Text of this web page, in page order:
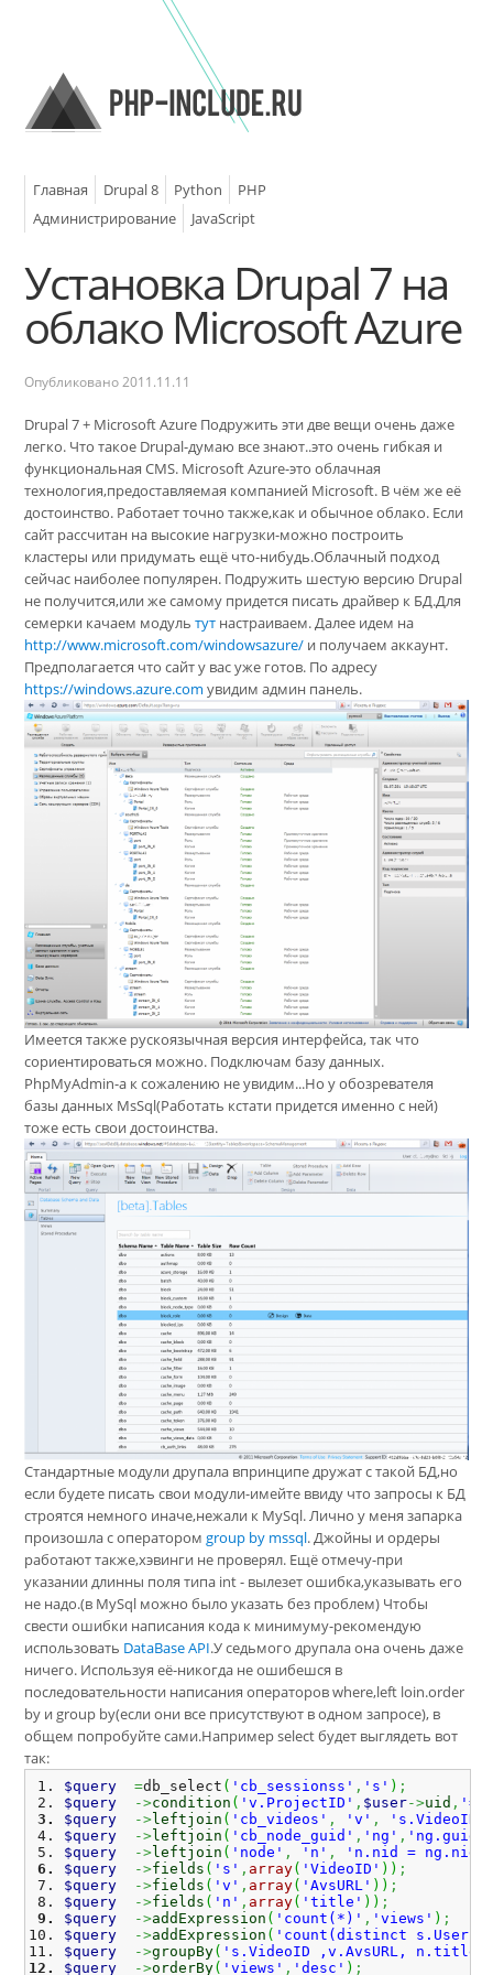
Главная Drupal 8 Python
PHP
Администрирование
JavaScript
Установка Drupal 7 на
облако Microsoft Azure
Опубликовано 2011.11.11
Drupal 7 + Microsoft Azure Подружить эти две вещи очень даже
легко. Что такое Drupal-думаю все знают..это очень гибкая и
функциональная CMS. Microsoft Azure-это облачная
технология,предоставляемая компанией Microsoft. В чём же её
достоинство. Работает точно также,как и обычное облако. Если
сайт рассчитан на высокие нагрузки-можно построить
кластеры или придумать ещё что-нибудь.Облачный подход
сейчас наиболее популярен. Подружить шестую версию Drupal
не получится,или же самому придется писать драйвер к БД.Для
семерки качаем модультут настраиваем. Далее идем на
http://www.microsoft.com/windowsazure/ и получаем аккаунт.
Предполагается что сайт у вас уже готов. По адресу
https://windows.azure.com увидим админ панель.
Имеется также рускоязычная версия интерфейса, так что
сориентироваться можно. Подключам базу данных.
PhpMyAdmin-а к сожалению не увидим...Но у обозревателя
базы данных MsSql(Работать кстати придется именно с ней)
тоже есть свои достоинства.
Стандартные модули друпала впринципе дружат с такой БД,но
если будете писать свои модули-имейте ввиду что запросы к БД
строятся немного иначе,нежали к MySql. Лично у меня запарка
произошла с операторомgroup by mssql. Джойны и ордеры
работают также,хэвинги не проверял. Ещё отмечу-при
указании длинны поля типа int - вылезет ошибка,указывать его
не надо.(в MySql можно было указать без проблем) Чтобы
свести ошибки написания кода к минимуму-рекомендую
использовать DataBase API.У седьмого друпала она очень даже
ничего. Используя её-никогда не ошибешся в
последовательности написания операторов where,left loin.order
by и group by(если они все присутствуют в одном запросе), в
общем попробуйте сами.Например select будет выглядеть вот
так:
$query =db_select ( 'cb_sessionss' , 's' ) ;
$query
->condition ( 'v.ProjectID' , $user->uid , '='
$query
->leftjoin ( 'cb_videos' , 'v' ,
's.VideoID
$query
->leftjoin ( 'cb_node_guid' , 'ng' ,
$query
->leftjoin ( 'node' , 'n' , 'n.nid = ng.nid'
$query
->fields ( 's' , array( 'VideoID' ) ) ;
$query
->fields ( 'v' , array( 'AvsURL' ) ) ;
$query
->fields ( 'n' , array( 'title' ) ) ;
$query
->addExpression ( 'count(*)' , 'views' ) ;
$query
->addExpression ( 'count(distinct
$query
->groupBy( 's.VideoID ,v.AvsURL, n.title'
$query
->orderBy( 'views' , 'desc' ) ;